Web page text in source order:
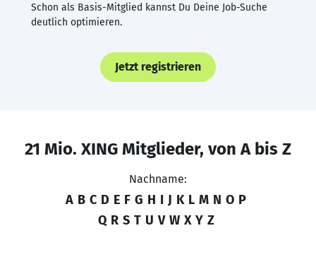
Schon als Basis-Mitglied kannst Du Deine Job-Suche
deutlich optimieren.
Jetzt registrieren
21 Mio. XING Mitglieder, von A bis Z
Nachname:
A B C D E F G H I J K L M N O P
Q R S T U V W X Y Z